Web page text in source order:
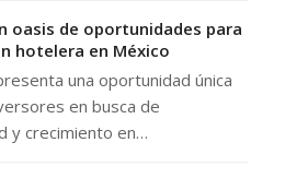
oasis de oportunidades para
hotelera en México
una oportunidad única
en busca de
y crecimiento en…